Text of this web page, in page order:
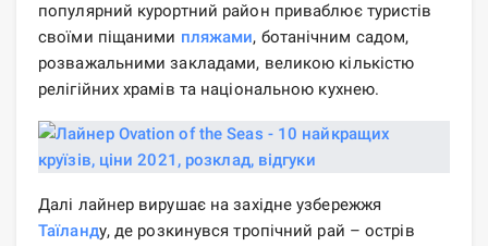
популярний курортний район приваблює туристів
своїми піщаними пляжами, ботанічним садом,
розважальними закладами, великою кількістю
релігійних храмів та національною кухнею.
Далі лайнер вирушає на західне узбережжя
Таїланду, де розкинувся тропічний рай – острів